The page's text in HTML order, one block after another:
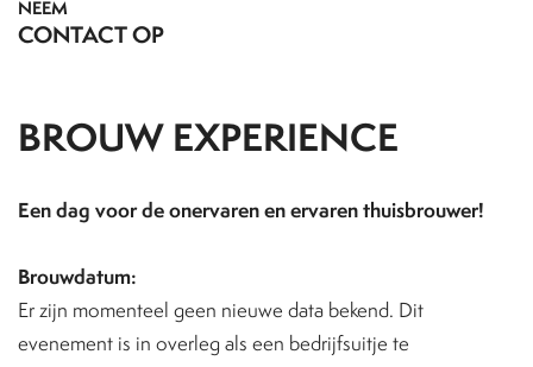
NEEM
CONTACT OP
BROUW EXPERIENCE
Een dag voor de onervaren en ervaren thuisbrouwer!
Brouwdatum:
Er zijn momenteel geen nieuwe data bekend. Dit
evenement is in overleg als een bedrijfsuitje te